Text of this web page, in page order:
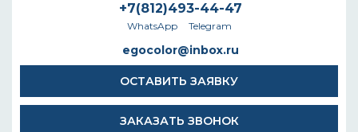
+7(812)493-44-47
WhatsApp Telegram
egocolor@inbox.ru
ОСТАВИТЬ ЗАЯВКУ
ЗАКАЗАТЬ ЗВОНОК